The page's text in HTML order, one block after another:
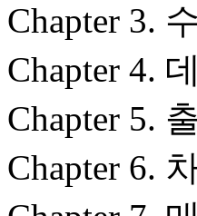
Chapter 3.
Chapter 4.
Chapter 5.
Chapter 6.